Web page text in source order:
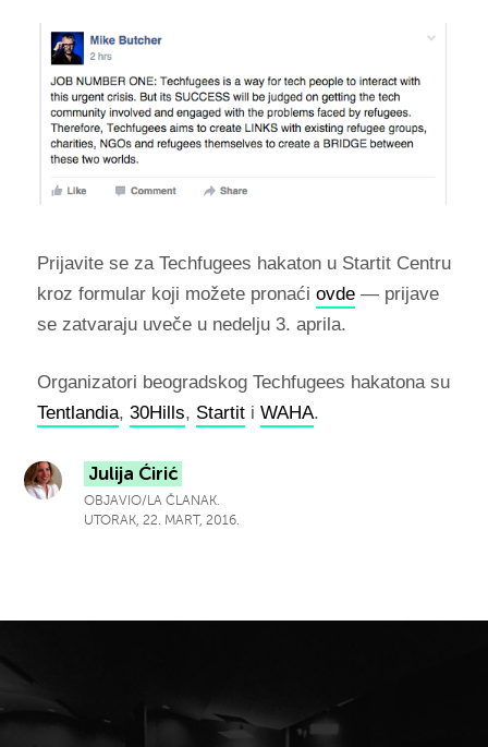
Prijavite se za Techfugees hakaton u Startit Centru
kroz formular koji možete pronaći ovde— prijave
se zatvaraju uveče u nedelju 3. aprila.
Organizatori beogradskog Techfugees hakatona su
Tentlandia, 30Hills, Startiti WAHA.
Julija Ćirić
OBJAVIO/LA ČLANAK.
UTORAK, 22. MART, 2016.